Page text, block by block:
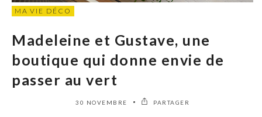
MA VIE DÉCO
Madeleine et Gustave, une
boutique qui donne envie de
passer au vert
30 NOVEMBRE PARTAGER